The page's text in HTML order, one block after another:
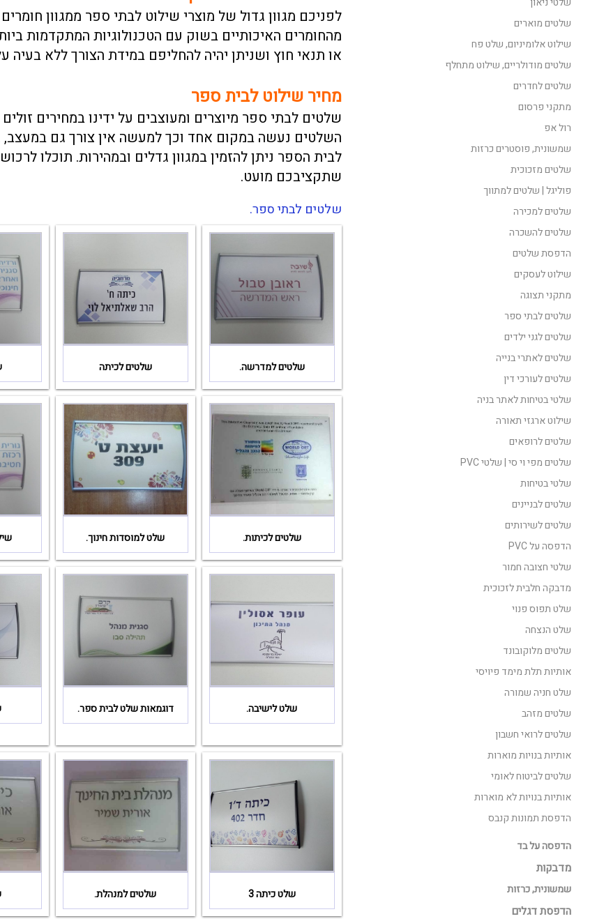
לפניכם מגוון גדול של מוצרי שילוט לבתי ספר ממגוון
מהחומרים האיכותיים בשוק עם הטכנולוגיות המתקדמות
או תנאי חוץ ושניתן יהיה להחליפם במידת הצורך ללא בעיה
מחיר שילוט לבית ספר
שלטים לבתי ספר מיוצרים ומעוצבים על ידינו במחירים
השלטים נעשה במקום אחד וכך למעשה אין צורך גם
לבית הספר ניתן להזמין במגוון גדלים ובמהירות. תוכלו
שתקציבכם מועט.
שלטים לבתי ספר.
שלטים למדרשה. שלטים לכיתה
שלטים לכיתות. שלט למוסדות חינוך.
שלט לישיבה. דוגמאות שלט לבית ספר.
שלט כיתה 3 שלטים למנהלת.
שלטים מוארים
שילוט אלומיניום, שלט פח
שלטים מודולריים, שילוט מתחלף
שלטים לחדרים
מתקני פרסום
רול אפ
שמשונית, פוסטרים כרזות
שלטים מזכוכית
פוליגל | שלטים למתווך
שלטים למכירה
שלטים להשכרה
הדפסת שלטים
שילוט לעסקים
מתקני תצוגה
שלטים לבתי ספר
שלטים לגני ילדים
שלטים לאתרי בנייה
שלטים לעורכי דין
שלטי בטיחות לאתר בניה
שילוט ארגזי תאורה
שלטים לרופאים
שלטים מפי וי סי | שלטי PVC
שלטי בטיחות
שלטים לבניינים
שלטים לשירותים
הדפסה על PVC
שלטי חצובה חמור
מדבקה חלבית לזכוכית
שלט תפוס פנוי
שלט הנצחה
שלטים מלוקובונד
אותיות תלת מימד פיויסי
שלט חניה שמורה
שלטים מזהב
שלטים לרואי חשבון
אותיות בנויות מוארות
שלטים לביטוח לאומי
אותיות בנויות לא מוארות
הדפסת תמונות קנבס
הדפסה על בד
מדבקות
שמשונית, כרזות
הדפסת דגלים